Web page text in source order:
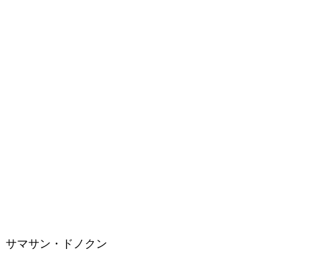
サマサン・ドノクン